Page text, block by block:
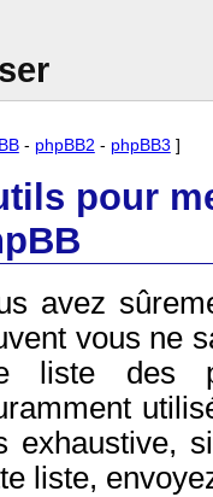
- phpBB2 - phpBB3 ]
pour
avez
vous ne
liste des
exhaustive,
liste,